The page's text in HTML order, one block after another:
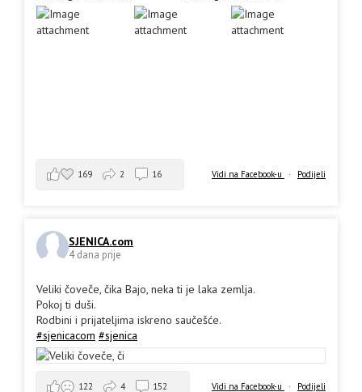
Vidi na Facebook-u · Podijeli
169 2 16
SJENICA.com
4 dana prije
Veliki čoveče, čika Bajo, neka ti je laka zemlja.
Pokoj ti duši.
Rodbini i prijateljima iskreno saučešće.
#sjenicacom #sjenica
Vidi na Facebook-u · Podijeli
122 4 152